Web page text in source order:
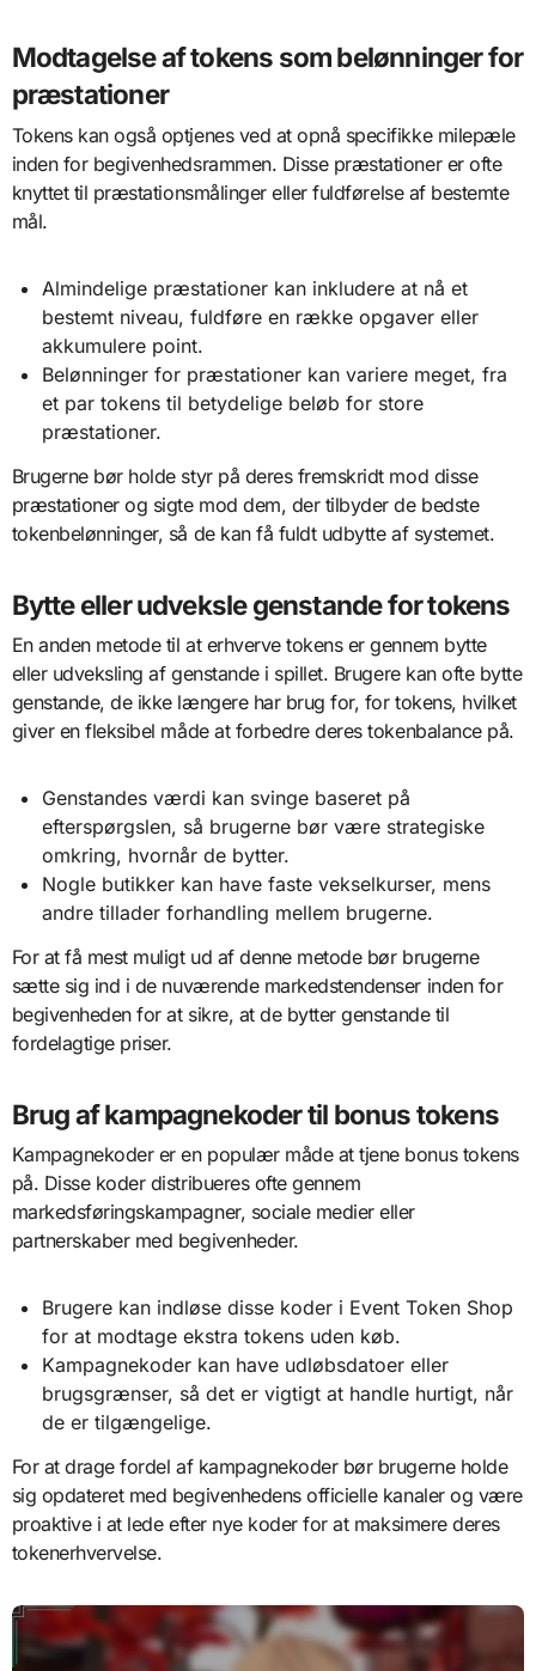
Modtagelse af tokens som belønninger for
præstationer
Tokens kan også optjenes ved at opnå specifikke milepæle
inden for begivenhedsrammen. Disse præstationer er ofte
knyttet til præstationsmålinger eller fuldførelse af bestemte
mål.
Almindelige præstationer kan inkludere at nå et
bestemt niveau, fuldføre en række opgaver eller
akkumulere point.
Belønninger for præstationer kan variere meget, fra
et par tokens til betydelige beløb for store
præstationer.
Brugerne bør holde styr på deres fremskridt mod disse
præstationer og sigte mod dem, der tilbyder de bedste
tokenbelønninger, så de kan få fuldt udbytte af systemet.
Bytte eller udveksle genstande for tokens
En anden metode til at erhverve tokens er gennem bytte
eller udveksling af genstande i spillet. Brugere kan ofte bytte
genstande, de ikke længere har brug for, for tokens, hvilket
giver en fleksibel måde at forbedre deres tokenbalance på.
Genstandes værdi kan svinge baseret på
efterspørgslen, så brugerne bør være strategiske
omkring, hvornår de bytter.
Nogle butikker kan have faste vekselkurser, mens
andre tillader forhandling mellem brugerne.
For at få mest muligt ud af denne metode bør brugerne
sætte sig ind i de nuværende markedstendenser inden for
begivenheden for at sikre, at de bytter genstande til
fordelagtige priser.
Brug af kampagnekoder til bonus tokens
Kampagnekoder er en populær måde at tjene bonus tokens
på. Disse koder distribueres ofte gennem
markedsføringskampagner, sociale medier eller
partnerskaber med begivenheder.
Brugere kan indløse disse koder i Event Token Shop
for at modtage ekstra tokens uden køb.
Kampagnekoder kan have udløbsdatoer eller
brugsgrænser, så det er vigtigt at handle hurtigt, når
de er tilgængelige.
For at drage fordel af kampagnekoder bør brugerne holde
sig opdateret med begivenhedens officielle kanaler og være
proaktive i at lede efter nye koder for at maksimere deres
tokenerhvervelse.